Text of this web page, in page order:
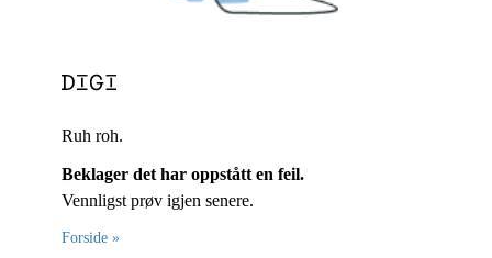
Ruh roh.
Beklager det har oppstått en feil.
Vennligst prøv igjen senere.
Forside »